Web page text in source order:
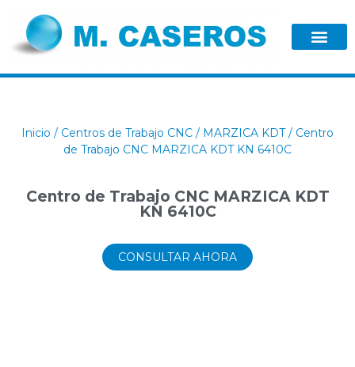
Inicio / Centros de Trabajo CNC / MARZICA KDT/ Centro
de Trabajo CNC MARZICA KDT KN 6410C
Centro de Trabajo CNC MARZICA KDT
KN 6410C
CONSULTAR AHORA